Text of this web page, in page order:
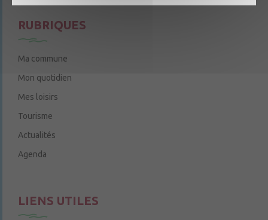
RUBRIQUES
Ma commune
Mon quotidien
Mes loisirs
Tourisme
Actualités
Agenda
LIENS UTILES